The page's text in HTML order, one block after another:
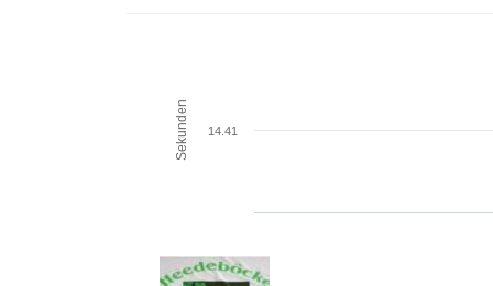
Sekunden 14.41